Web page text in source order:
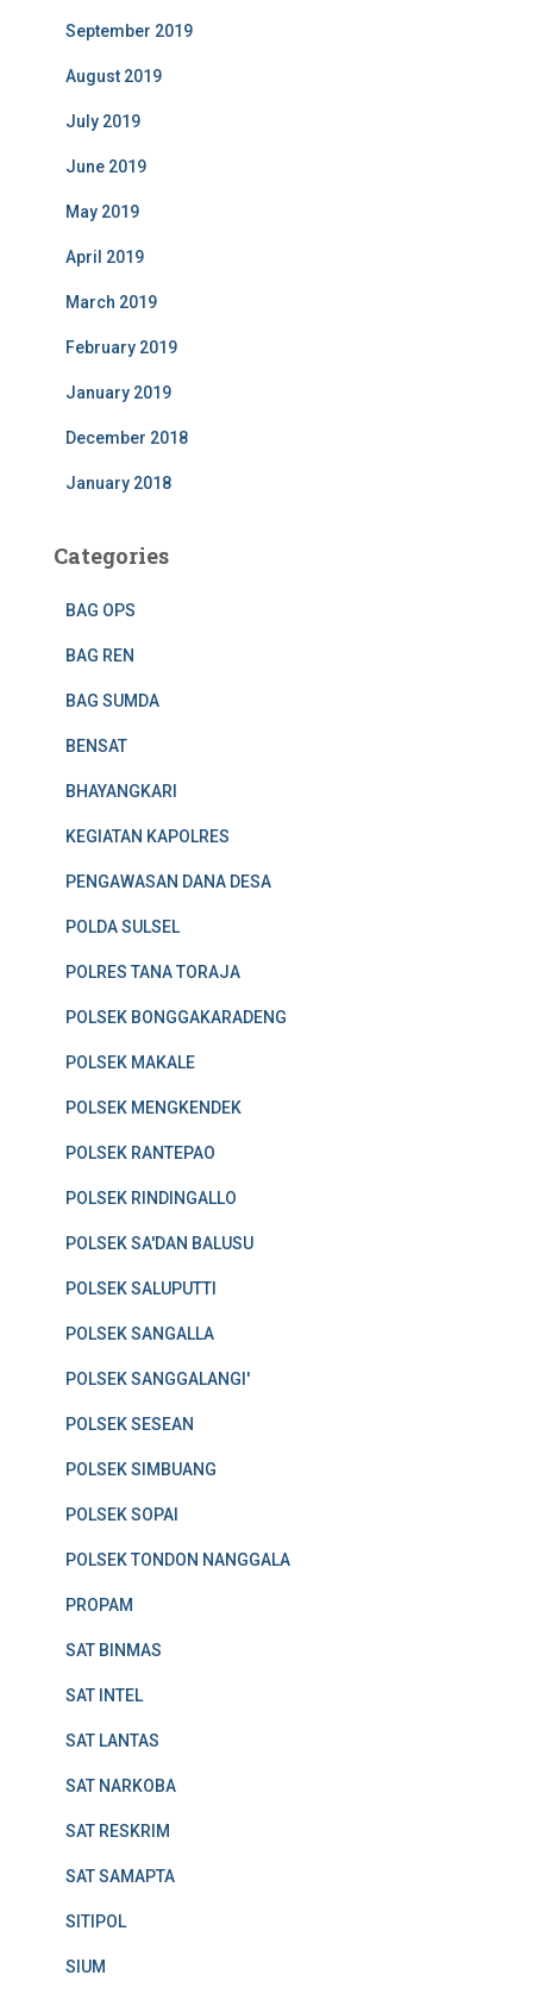
September 2019
August 2019
July 2019
June 2019
May 2019
April 2019
March 2019
February 2019
January 2019
December 2018
January 2018
Categories
BAG OPS
BAG REN
BAG SUMDA
BENSAT
BHAYANGKARI
KEGIATAN KAPOLRES
PENGAWASAN DANA DESA
POLDA SULSEL
POLRES TANA TORAJA
POLSEK BONGGAKARADENG
POLSEK MAKALE
POLSEK MENGKENDEK
POLSEK RANTEPAO
POLSEK RINDINGALLO
POLSEK SA'DAN BALUSU
POLSEK SALUPUTTI
POLSEK SANGALLA
POLSEK SANGGALANGI'
POLSEK SESEAN
POLSEK SIMBUANG
POLSEK SOPAI
POLSEK TONDON NANGGALA
PROPAM
SAT BINMAS
SAT INTEL
SAT LANTAS
SAT NARKOBA
SAT RESKRIM
SAT SAMAPTA
SITIPOL
SIUM